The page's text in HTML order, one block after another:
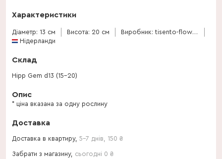
Характеристики
Діаметр: 13 см Висота: 20 см
Виробник: tisento-flowers-and-plants
Нідерланди
Склад
Hipp Gem d13 (15-20)
Опис
* ціна вказана за одну рослину
Доставка
Доставка в квартиру, 5-7 днів 150 ₴
Забрати з магазину, сьогодні 0 ₴